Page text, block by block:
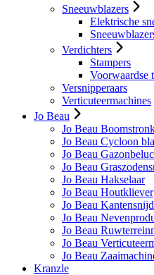
Sneeuwblazers
Elektrische
Verdichters
Stampers
Voorwaardse
Versnipperaars
Verticuteermachines
Jo Beau
Jo Beau
Jo Beau Cycloon
Jo Beau
Jo Beau
Jo Beau Hakselaar
Jo Beau Houtkliever
Jo Beau
Jo Beau
Jo Beau
Jo Beau
Jo Beau
Kranzle